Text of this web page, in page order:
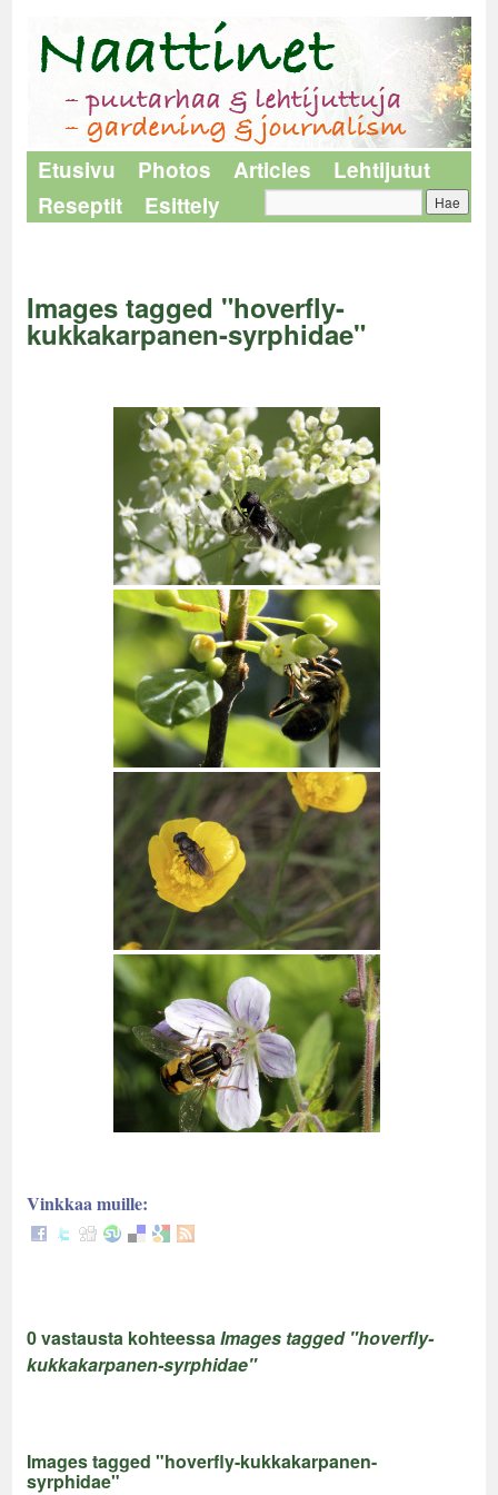
Etusivu Photos Articles
Lehtijutut
Reseptit
Esittely
Images tagged "hoverfly-
kukkakarpanen-syrphidae"
Vinkkaa muille:
0 vastausta kohteessaImages tagged "hoverfly-
kukkakarpanen-syrphidae"
Images tagged "hoverfly-kukkakarpanen-
syrphidae"